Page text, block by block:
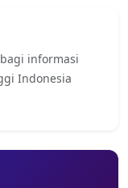
informasi
Indonesia